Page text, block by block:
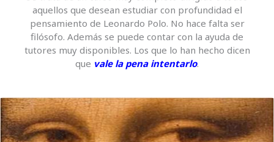
aquellos que desean estudiar con profundidad el
pensamiento de Leonardo Polo. No hace falta ser
filósofo. Además se puede contar con la ayuda de
tutores muy disponibles. Los que lo han hecho dicen
que vale la pena intentarlo.